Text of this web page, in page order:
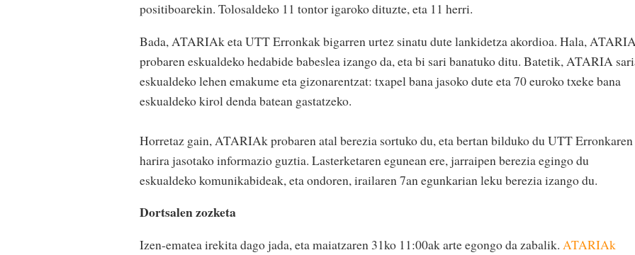
positiboarekin. Tolosaldeko 11 tontor igaroko dituzte, eta 11 herri.
Bada, ATARIAk eta UTT Erronkak bigarren urtez sinatu dute lankidetza akordioa. Hala,
probaren eskualdeko hedabide babeslea izango da, eta bi sari banatuko ditu. Batetik, ATARIA
eskualdeko lehen emakume eta gizonarentzat: txapel bana jasoko dute eta 70 euroko txeke bana
eskualdeko kirol denda batean gastatzeko.
Horretaz gain, ATARIAk probaren atal berezia sortuko du, eta bertan bilduko du UTT Erronkaren
harira jasotako informazio guztia. Lasterketaren egunean ere, jarraipen berezia egingo du
eskualdeko komunikabideak, eta ondoren, irailaren 7an egunkarian leku berezia izango du.
Dortsalen zozketa
Izen-ematea irekita dago jada, eta maiatzaren 31ko 11:00ak arte egongo da zabalik. ATARIAk